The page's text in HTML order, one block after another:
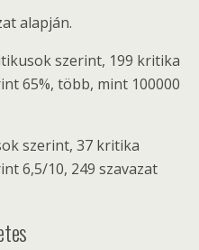
alapján.
szerint, 199 kritika
65%, több, mint 100000
szerint, 37 kritika
6,5/10, 249 szavazat